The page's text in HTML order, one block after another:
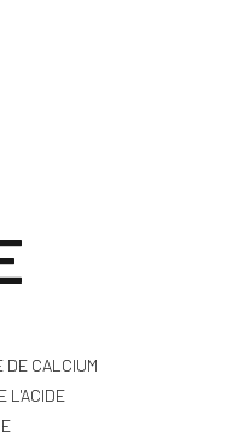
DE CALCIUM
L'ACIDE